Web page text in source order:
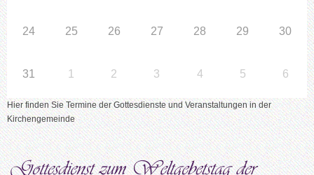
24 25 26 27 28 29 30
31 1 2 3 4 5 6
Hier finden Sie Termine der Gottesdienste und Veranstaltungen in der
Kirchengemeinde